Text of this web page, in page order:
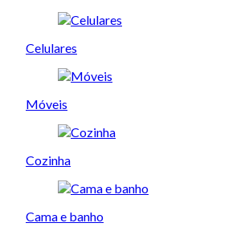
Celulares
Móveis
Cozinha
Cama e banho